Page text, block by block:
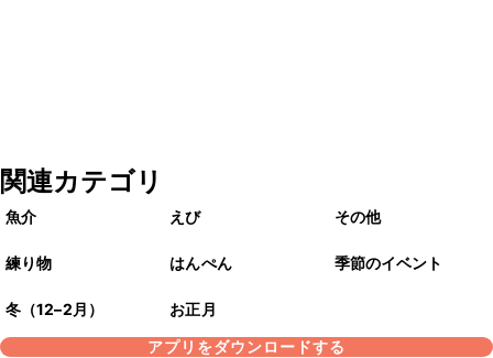
関連カテゴリ
魚介 えび その他
練り物 はんぺん 季節のイベント
冬（12–2月）
お正月
アプリをダウンロードする